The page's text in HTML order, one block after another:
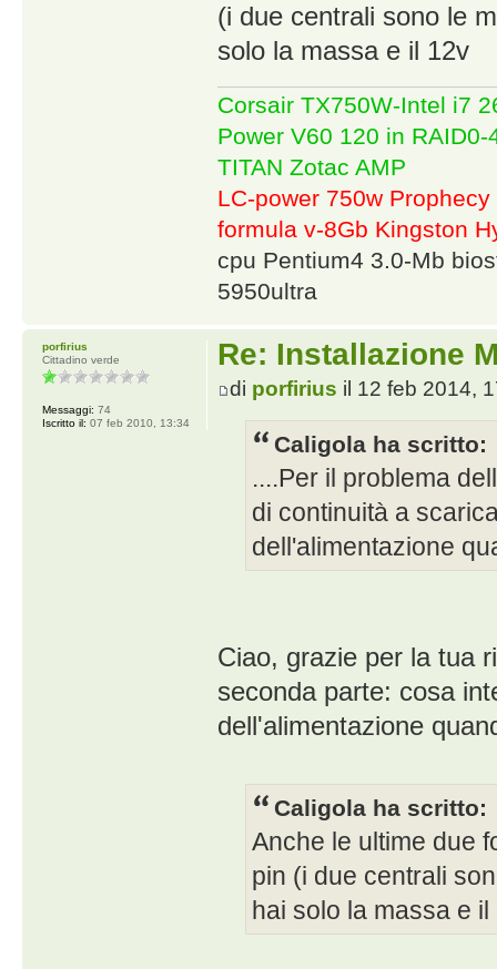
(i due centrali sono le
solo la massa e il 12v
Corsair TX750W-Intel i7
Power V60 120 in
TITAN Zotac AMP
LC-power 750w
formula v-8Gb Kingston
cpu Pentium4 3.0-Mb
5950ultra
Re: Installazione
di porfirius il 12 feb 2014,
Caligola ha scritto:
....Per il problema
di continuità a
dell'alimentazione
Ciao, grazie per la tua
seconda parte: cosa
dell'alimentazione
Caligola ha scritto:
Anche le ultime due
pin (i due centrali
hai solo la massa e il
porfirius
Cittadino verde
Messaggi: 74
Iscritto il: 07 feb 2010, 13:34